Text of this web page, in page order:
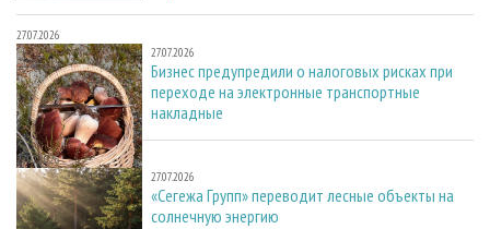
27.07.2026
27.07.2026
Бизнес предупредили о налоговых рисках при
переходе на электронные транспортные
накладные
27.07.2026
27.07.2026
«Сегежа Групп» переводит лесные объекты на
солнечную энергию